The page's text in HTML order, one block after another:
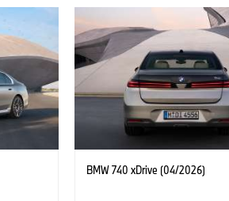
BMW 740 xDrive (04/2026)